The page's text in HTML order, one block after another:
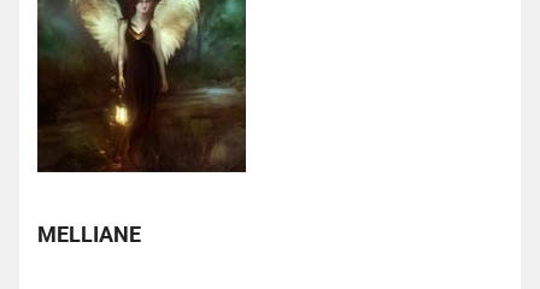
MELLIANE